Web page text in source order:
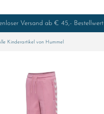
Versand ab € 45,- Bestellwert
Kinderartikel von Hummel